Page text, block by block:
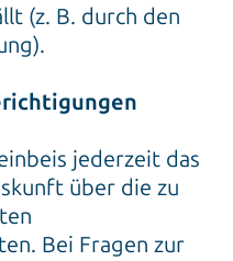
(z. B. durch den
jederzeit das
über die zu
Bei Fragen zur